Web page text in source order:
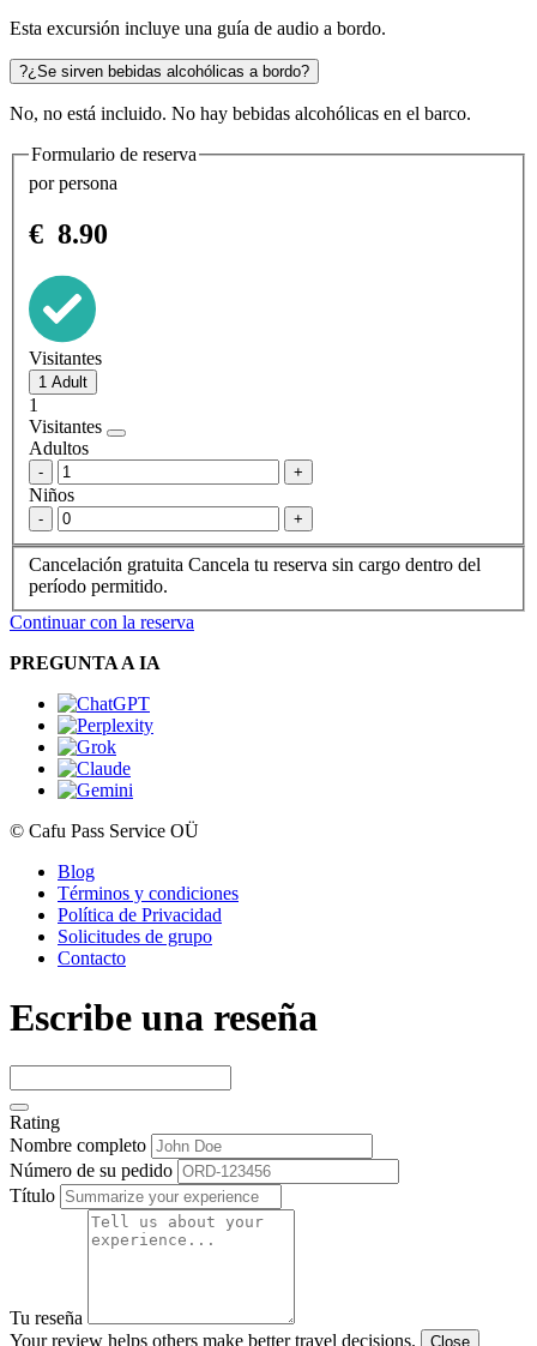
Esta excursión incluye una guía de audio a bordo.
?¿Se sirven bebidas alcohólicas a bordo?
No, no está incluido. No hay bebidas alcohólicas en el barco.
Formulario de reserva
por persona
€ 8.90
Visitantes
1
Visitantes
Adultos
- +
Niños
- +
Cancelación gratuita Cancela tu reserva sin cargo dentro del
período permitido.
Continuar con la reserva
PREGUNTA A IA
© Cafu Pass Service OÜ
Blog
Términos y condiciones
Política de Privacidad
Solicitudes de grupo
Contacto
Escribe una reseña
Rating
Nombre completo
Número de su pedido
Título
Tu reseña
Your review helps others make better travel decisions.
Close